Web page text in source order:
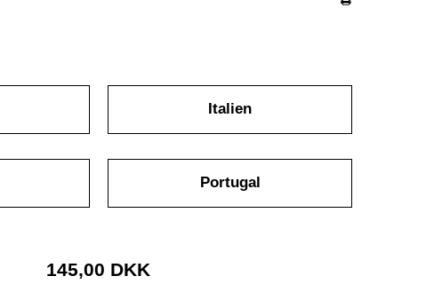
Italien
Portugal
145,00 DKK